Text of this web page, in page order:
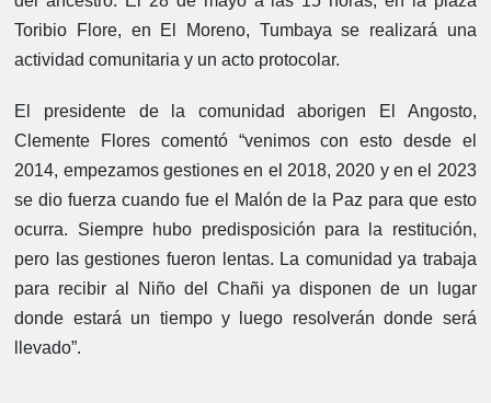
Toribio Flore, en El Moreno, Tumbaya se realizará una
actividad comunitaria y un acto protocolar.
El presidente de la comunidad aborigen El Angosto,
Clemente Flores comentó “venimos con esto desde el
2014, empezamos gestiones en el 2018, 2020 y en el 2023
se dio fuerza cuando fue el Malón de la Paz para que esto
ocurra. Siempre hubo predisposición para la restitución,
pero las gestiones fueron lentas. La comunidad ya trabaja
para recibir al Niño del Chañi ya disponen de un lugar
donde estará un tiempo y luego resolverán donde será
llevado”.